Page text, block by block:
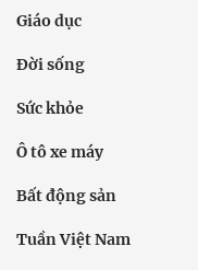
Giáo dục
Đời sống
Sức khỏe
Ô tô xe máy
Bất động sản
Tuần Việt Nam